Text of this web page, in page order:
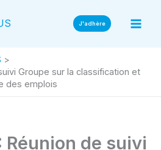
J'adhère
Groupe sur la classification et
des emplois
de suivi